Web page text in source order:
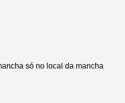
só no local da mancha